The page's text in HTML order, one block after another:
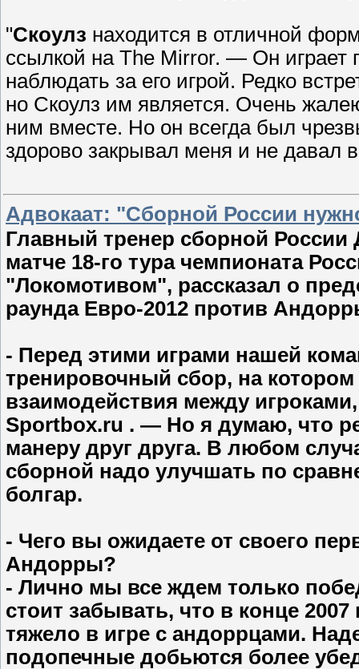
"Скоулз находится в отличной
ссылкой на The Mirror. — Он играет
наблюдать за его игрой. Редко
но Скоулз им является. Очень
ним вместе. Но он всегда был
здорово закрывал меня и не давал
Адвокаат: "Сборной России
Главный тренер сборной России
матче 18-го тура чемпионата
"Локомотивом", рассказал о
раунда Евро-2012 против
- Перед этими играми нашей
тренировочный сбор, на
взаимодействия между
Sportbox.ru . — Но я думаю, что
манеру друг друга. В любом
сборной надо улучшать по
болгар.
- Чего вы ожидаете от своего
Андорры?
- Лично мы все ждем только
стоит забывать, что в конце
тяжело в игре с андоррцами.
подопечные добьются более